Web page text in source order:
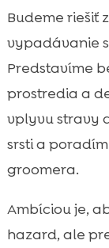
pri
Sezónny
Úprava
tolerovať
ako sa
 Záver
FAQ
Budeme riešiť
vypadávanie
Predstavíme
prostredia a
vplyvu stravy
srsti a
groomera.
Ambíciou je,
hazard, ale